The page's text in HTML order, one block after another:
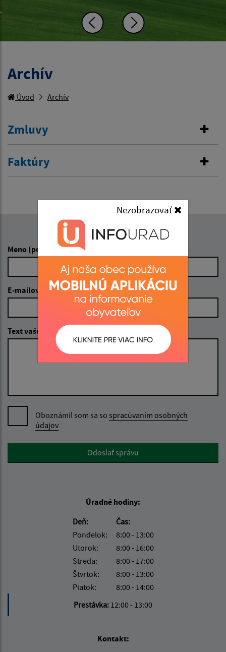
Archív
Úvod Archív
Zmluvy
Faktúry
Napíšte nám:
Meno (povinné)
E-mailová adresa (povinné)
Text vašej správy (povinné)
Oboznámil som sa so spracúvaním osobných
údajov
Google reCaptcha ResponseOdoslať správu
Úradné hodiny:
Deň:
Čas:
Pondelok:
8:00 - 13:00
Utorok:
8:00 - 16:00
Streda:
8:00 - 17:00
Štvrtok:
8:00 - 13:00
Piatok:
8:00 - 14:00
Prestávka: 12:00 - 13:00
Kontakt:
Nezobrazovať